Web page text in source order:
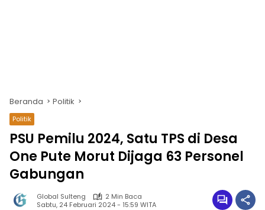
Beranda Politik
Politik
PSU Pemilu 2024, Satu TPS di Desa
One Pute Morut Dijaga 63 Personel
Gabungan
Global Sulteng
2 Min Baca
Sabtu, 24 Februari 2024 - 15:59 WITA